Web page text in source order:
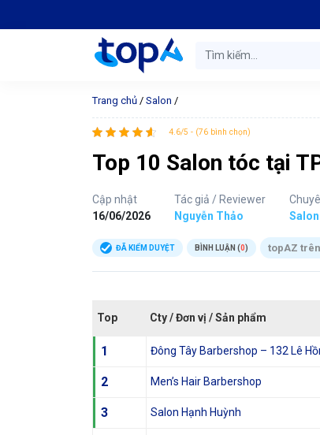
Trang chủ / Salon /
4.6/5 - (76 bình chọn)
Top 10 Salon tóc tại
Cập nhật
16/06/2026
Tác giả / Reviewer
Nguyễn Thảo
Salon
ĐÃ KIỂM DUYỆT BÌNH LUẬN (0) topAZ trên
Top Cty / Đơn vị / Sản phẩm
1 Đông Tây Barbershop – 132 Lê
2 Men’s Hair Barbershop
3 Salon Hạnh Huỳnh